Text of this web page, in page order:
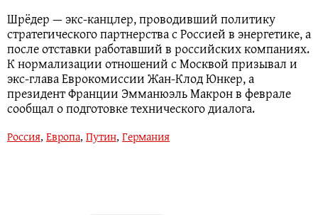
Шрёдер — экс-канцлер, проводивший политику
стратегического партнерства с Россией в энергетике, а
после отставки работавший в российских компаниях.
К нормализации отношений с Москвой призывал и
экс-глава Еврокомиссии Жан-Клод Юнкер, а
президент Франции Эмманюэль Макрон в феврале
сообщал о подготовке технического диалога.
Россия, Европа, Путин, Германия